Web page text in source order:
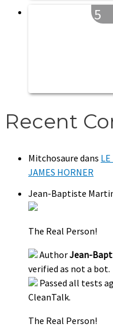
5
Recent
Mitchosaure dans LE
JAMES HORNER
Jean-Baptiste
The Real Person!
AuthorJean-
verified as not a bot.
Passed all tests
CleanTalk.
The Real Person!